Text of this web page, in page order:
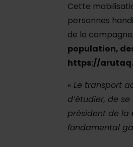
Cette
personnes
de la
population,
https://
« Le transport
d’étudier, de
président de la
fondamental